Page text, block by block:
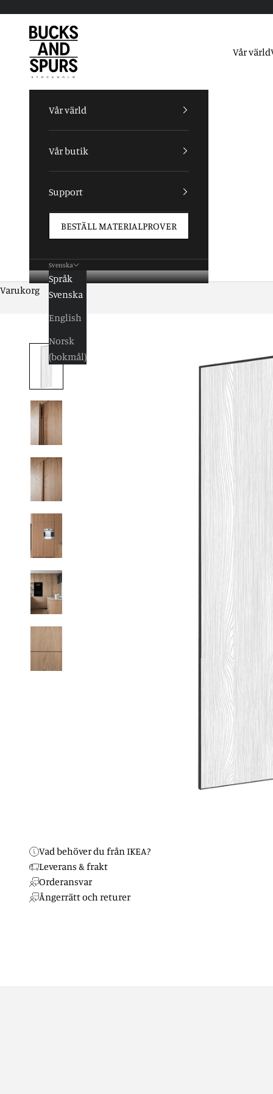
Bucks and Spurs
Vår värld
Vår värld
Vår butik
Support
BESTÄLL MATERIALPROVER
Svenska
Språk
Svenska
English
Norsk
(bokmål)
Varukorg
Vad behöver du från IKEA?
Leverans & frakt
Orderansvar
Ångerrätt och returer